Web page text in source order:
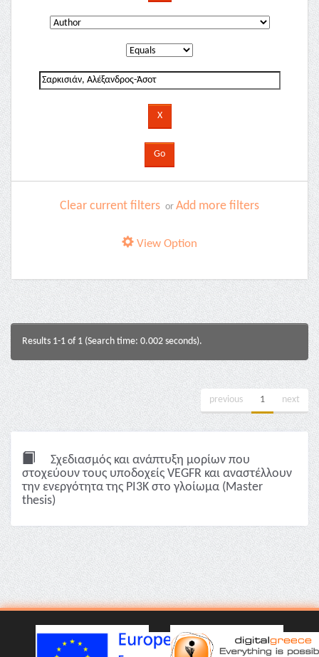
Clear current filters or Add more filters
View Option
Results 1-1 of 1 (Search time: 0.002 seconds).
previous 1 next
Σχεδιασμός και ανάπτυξη μορίων που
στοχεύουν τους υποδοχείς VEGFR και αναστέλλουν
την ενεργότητα της PI3K στο γλοίωμα (Master
thesis)